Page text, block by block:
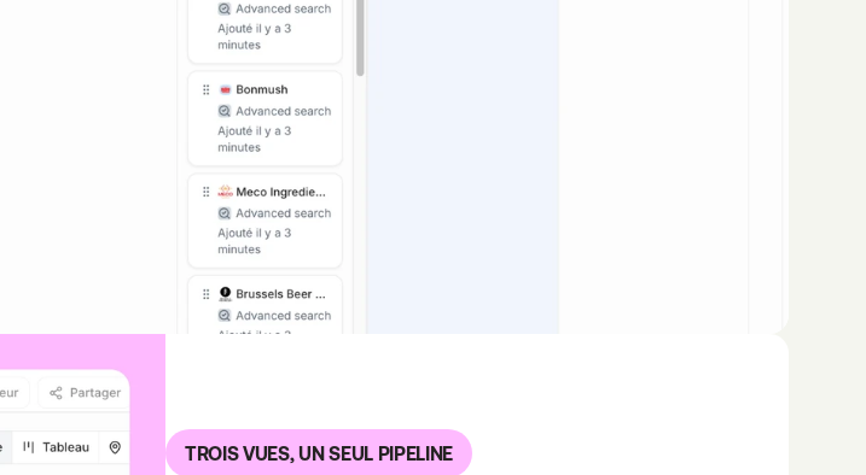
TROIS VUES, UN SEUL PIPELINE